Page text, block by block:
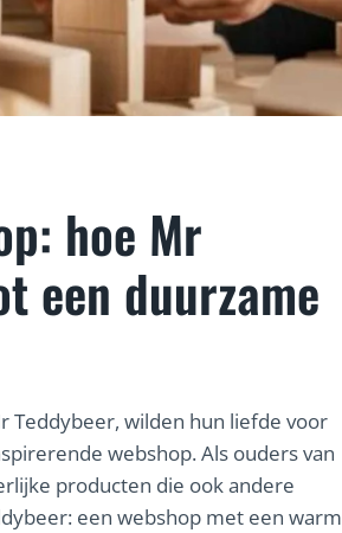
hoe Mr
een duurzame
Teddybeer, wilden hun liefde voor
webshop. Als ouders van
producten die ook andere
een webshop met een warm